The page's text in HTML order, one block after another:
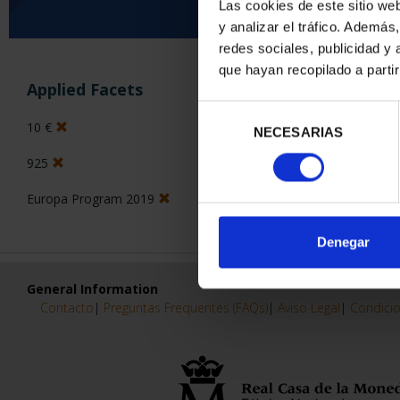
Las cookies de este sitio
y analizar el tráfico.
redes sociales, publicidad y
que hayan recopilado a
consentimiento
NECESARIAS
Denegar
Applied Facets
10 €
925
Europa Program 2019
0 Products found
General Information
Contacto | Preguntas Frequentes (FAQs)| Aviso Legal |